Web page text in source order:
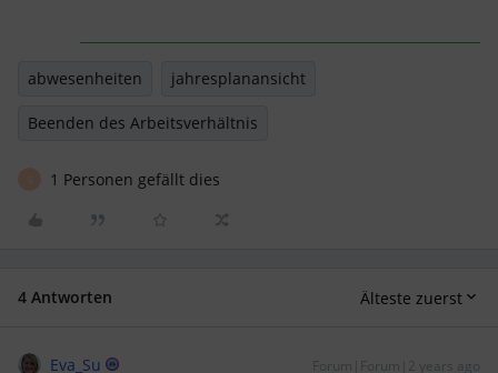
abwesenheiten jahresplanansicht
Beenden des Arbeitsverhältnis
1 Personen gefällt dies
4 Antworten Älteste zuerst
Eva_Su Forum|Forum|2 years ago